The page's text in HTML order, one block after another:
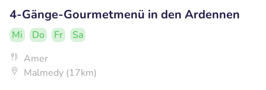
4-Gänge-Gourmetmenü in den Ardennen
Mi Do Fr
Sa
Amer
Malmedy (17km)